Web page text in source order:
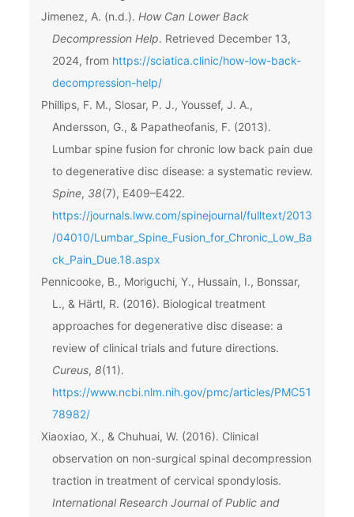
Jimenez, A. (n.d.). How Can Lower Back
Decompression Help. Retrieved December 13,
2024, from https://sciatica.clinic/how-low-back-
decompression-help/
Phillips, F. M., Slosar, P. J., Youssef, J. A.,
Andersson, G., & Papatheofanis, F. (2013).
Lumbar spine fusion for chronic low back pain due
to degenerative disc disease: a systematic review.
Spine, 38(7), E409–E422.
https://journals.lww.com/spinejournal/fulltext/2013
/04010/Lumbar_Spine_Fusion_for_Chronic_Low_Ba
ck_Pain_Due.18.aspx
Pennicooke, B., Moriguchi, Y., Hussain, I., Bonssar,
L., & Härtl, R. (2016). Biological treatment
approaches for degenerative disc disease: a
review of clinical trials and future directions.
Cureus, 8(11).
https://www.ncbi.nlm.nih.gov/pmc/articles/PMC51
78982/
Xiaoxiao, X., & Chuhuai, W. (2016). Clinical
observation on non-surgical spinal decompression
traction in treatment of cervical spondylosis.
International Research Journal of Public and